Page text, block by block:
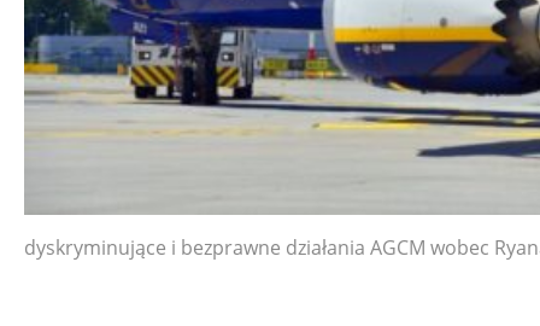
dyskryminujące i bezprawne działania AGCM wobec